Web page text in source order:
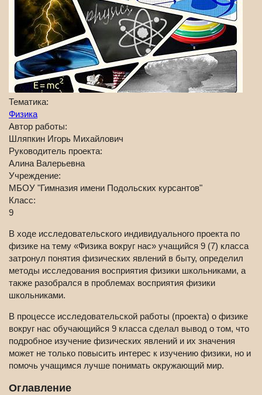
Тематика:
Физика
Автор работы:
Шляпкин Игорь Михайлович
Руководитель проекта:
Алина Валерьевна
Учреждение:
МБОУ "Гимназия имени Подольских курсантов"
Класс:
9
В ходе исследовательского индивидуального проекта по
физике на тему «Физика вокруг нас» учащийся 9 (7) класса
затронул понятия физических явлений в быту, определил
методы исследования восприятия физики школьниками, а
также разобрался в проблемах восприятия физики
школьниками.
В процессе исследовательской работы (проекта) о физике
вокруг нас обучающийся 9 класса сделал вывод о том, что
подробное изучение физических явлений и их значения
может не только повысить интерес к изучению физики, но и
помочь учащимся лучше понимать окружающий мир.
Оглавление